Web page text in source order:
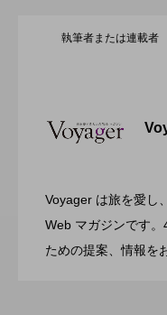
執筆者または連載者
Voyager は旅を愛し
Web マガジンです
ための提案、情報を
Resort
今年の
2026.07.26 渋谷の